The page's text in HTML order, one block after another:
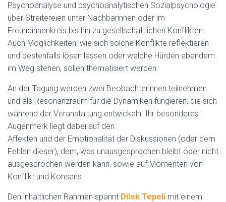
Psychoanalyse und psychoanalytischen Sozialpsychologie
über Streitereien unter Nachbarinnen oder im
Freundinnenkreis bis hin zu gesellschaftlichen Konflikten.
Auch Möglichkeiten, wie sich solche Konflikte reflektieren
und bestenfalls lösen lassen oder welche Hürden ebendem
im Weg stehen, sollen thematisiert werden.
An der Tagung werden zwei Beobachterinnen teilnehmen
und als Resonanzraum für die Dynamiken fungieren, die sich
während der Veranstaltung entwickeln. Ihr besonderes
Augenmerk liegt dabei auf den
Affekten und der Emotionalität der Diskussionen (oder dem
Fehlen dieser), dem, was unausgesprochen bleibt oder nicht
ausgesprochen werden kann, sowie auf Momenten von
Konflikt und Konsens.
Den inhaltlichen Rahmen spannt Dilek Tepeli mit einem